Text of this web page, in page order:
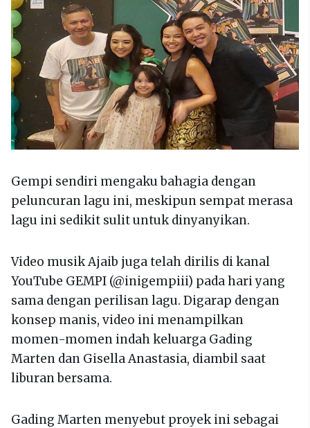
Gempi sendiri mengaku bahagia dengan
peluncuran lagu ini, meskipun sempat merasa
lagu ini sedikit sulit untuk dinyanyikan.
Video musik Ajaib juga telah dirilis di kanal
YouTube GEMPI (@inigempiii) pada hari yang
sama dengan perilisan lagu. Digarap dengan
konsep manis, video ini menampilkan
momen-momen indah keluarga Gading
Marten dan Gisella Anastasia, diambil saat
liburan bersama.
Gading Marten menyebut proyek ini sebagai